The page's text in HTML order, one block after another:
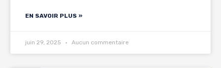
EN SAVOIR PLUS »
juin 29, 2025 Aucun commentaire